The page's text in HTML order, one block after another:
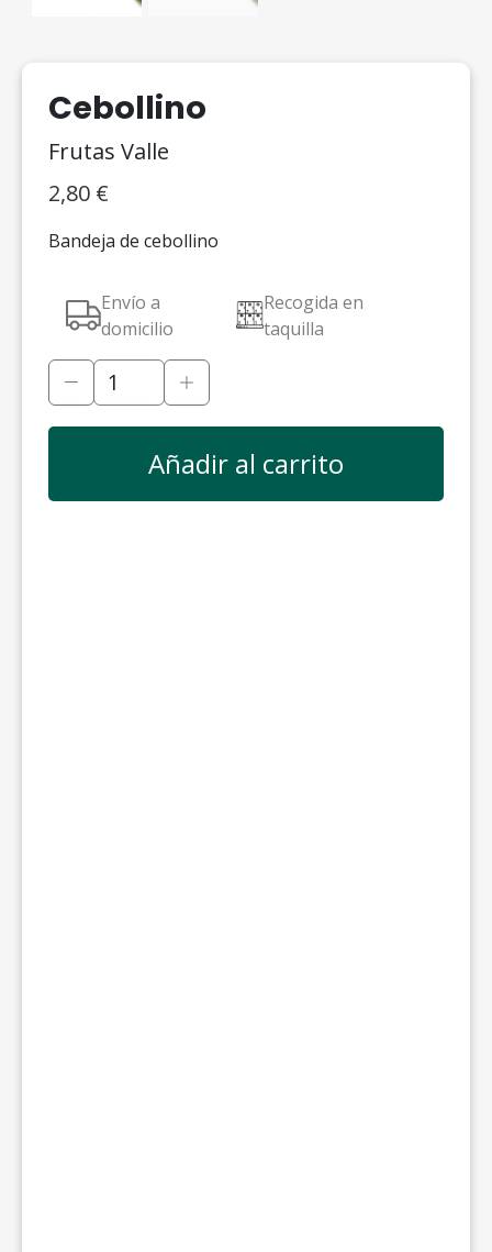
Cebollino
Frutas Valle
2,80 €
Bandeja de cebollino
Envío a
domicilio
Recogida en
taquilla
Añadir al carrito